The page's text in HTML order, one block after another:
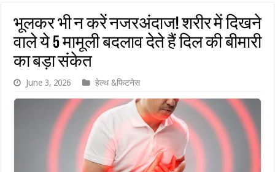
भूलकर भी न करें नजरअंदाज! शरीर में दिखने
वाले ये 5 मामूली बदलाव देते हैं दिल की बीमारी
का बड़ा संकेत
June 3, 2026 हेल्थ &फिटनेस